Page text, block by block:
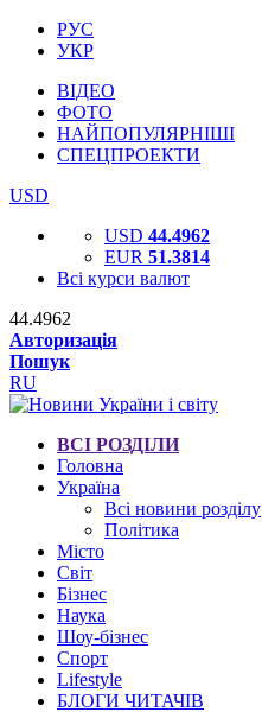
РУС
УКР
ВІДЕО
ФОТО
НАЙПОПУЛЯРНІШІ
СПЕЦПРОЕКТИ
USD
USD 44.4962
EUR 51.3814
Всі курси валют
44.4962
Авторизація
Пошук
RU
ВСІ РОЗДІЛИ
Головна
Україна
Всі новини розділу
Політика
Місто
Світ
Бізнес
Наука
Шоу-бізнес
Спорт
Lifestyle
БЛОГИ ЧИТАЧІВ